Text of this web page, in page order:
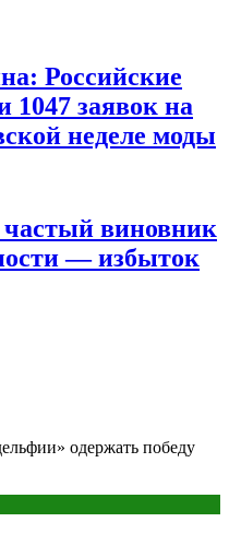
Российские
1047 заявок на
неделе моды
виновник
— избыток
одержать победу